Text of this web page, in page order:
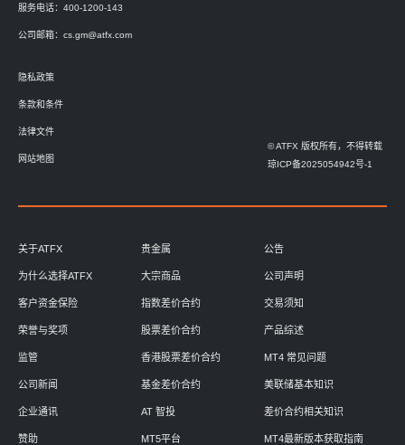
服务电话：400-1200-143
公司邮箱： cs.gm@atfx.com
隐私政策
条款和条件
法律文件
网站地图
© ATFX 版权所有，不得转载
琼ICP备2025054942号-1
关于ATFX
为什么选择ATFX
客户资金保险
荣誉与奖项
监管
公司新闻
企业通讯
赞助
贵金属
大宗商品
指数差价合约
股票差价合约
香港股票差价合约
基金差价合约
AT 智投
MT5平台
公告
公司声明
交易须知
产品综述
MT4 常见问题
美联储基本知识
差价合约相关知识
MT4最新版本获取指南